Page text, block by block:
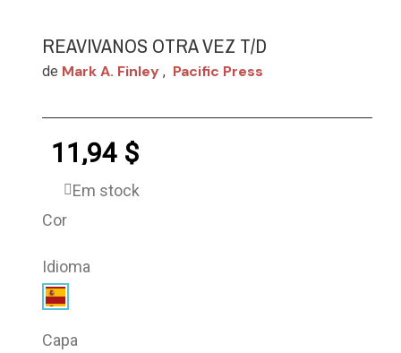
REAVIVANOS OTRA VEZ T/D
de Mark A. Finley , Pacific Press
11,94 $
Em stock
Cor
Idioma
Capa